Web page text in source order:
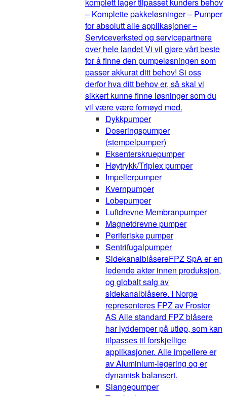
– Komplette pakkeløsninger – Pumper
for absolutt alle applikasjoner –
Serviceverksted og servicepartnere
over hele landet Vi vil gjøre vårt beste
for å finne den pumpeløsningen som
passer akkurat ditt behov! Si oss
derfor hva ditt behov er, så skal vi
sikkert kunne finne løsninger som du
vil være være fornøyd med.
Dykkpumper
Doseringspumper
(stempelpumper)
Eksenterskruepumper
Høytrykk/Triplex pumper
Impellerpumper
Kvernpumper
Lobepumper
Luftdrevne Membranpumper
Magnetdrevne pumper
Periferiske pumper
Sentrifugalpumper
SidekanalblåsereFPZ SpA er en
ledende aktør innen produksjon,
og globalt salg av
sidekanalblåsere. I Norge
representeres FPZ av Froster
AS Alle standard FPZ blåsere
har lyddemper på utløp, som kan
tilpasses til forskjellige
applikasjoner. Alle impellere er
av Aluminium-legering og er
dynamisk balansert.
Slangepumper